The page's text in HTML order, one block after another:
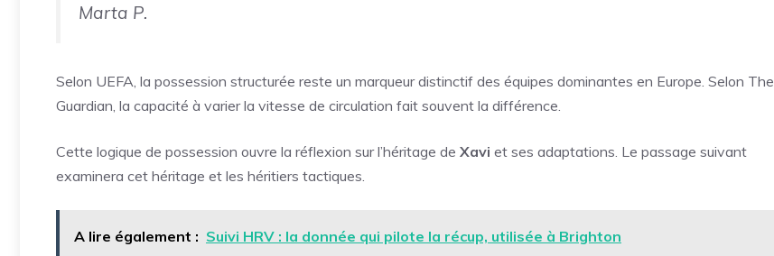
Marta P.
Selon UEFA, la possession structurée reste un marqueur distinctif des équipes dominantes en Europe. Selon The
Guardian, la capacité à varier la vitesse de circulation fait souvent la différence.
Cette logique de possession ouvre la réflexion sur l’héritage de Xavi et ses adaptations. Le passage suivant
examinera cet héritage et les héritiers tactiques.
A lire également : Suivi HRV : la donnée qui pilote la récup, utilisée à Brighton